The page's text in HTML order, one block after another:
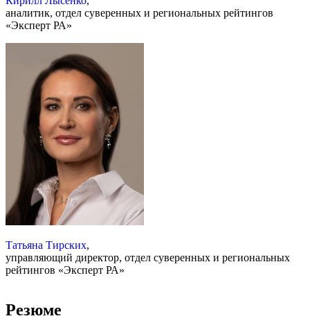
аналитик, отдел суверенных и региональных рейтингов
«Эксперт РА»
Татьяна Тирских,
управляющий директор, отдел суверенных и региональных
рейтингов «Эксперт РА»
Резюме